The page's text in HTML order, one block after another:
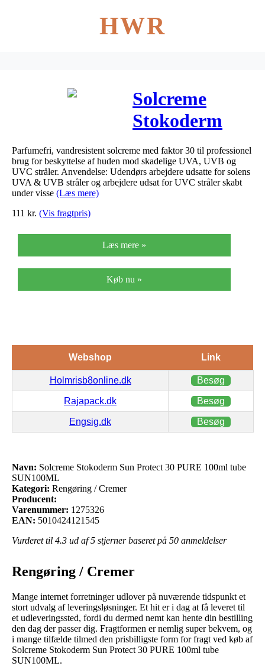
HWR
Solcreme
Stokoderm
Sun Protect 30
PURE 100ml
tube
Parfumefri, vandresistent solcreme med faktor 30 til professionel
brug for beskyttelse af huden mod skadelige UVA, UVB og
UVC stråler. Anvendelse: Udendørs arbejdere udsatte for solens
UVA & UVB stråler og arbejdere udsat for UVC stråler skabt
under visse (Læs mere)
111 kr. (Vis fragtpris)
Læs mere »
Køb nu »
Webshop Link
Holmrisb8online.dk Besøg
Rajapack.dk Besøg
Engsig.dk Besøg
Navn: Solcreme Stokoderm Sun Protect 30 PURE 100ml tube
SUN100ML
Kategori: Rengøring / Cremer
Producent:
Varenummer: 1275326
EAN: 5010424121545
Vurderet til 4.3 ud af 5 stjerner baseret på 50 anmeldelser
Rengøring / Cremer
Mange internet forretninger udlover på nuværende tidspunkt et
stort udvalg af leveringsløsninger. Et hit er i dag at få leveret til
et udleveringssted, fordi du dermed nemt kan hente din bestilling
den dag der passer dig. Fragtformen er nemlig super bekvem, og
i mange tilfælde tilmed den prisbilligste form for fragt ved køb af
Solcreme Stokoderm Sun Protect 30 PURE 100ml tube
SUN100ML.